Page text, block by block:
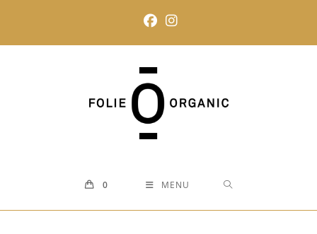
content
0 MENU